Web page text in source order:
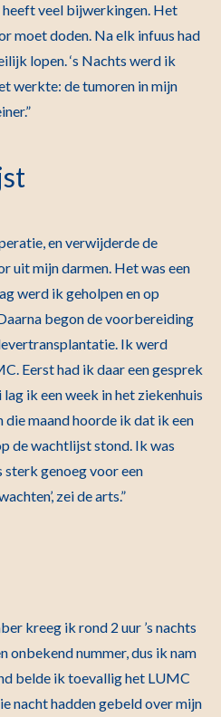
veel bijwerkingen. Het
moet doden. Na elk infuus had
lopen. ‘s Nachts werd ik
werkte: de tumoren in mijn
en verwijderde de
uit mijn darmen. Het was een
werd ik geholpen en op
begon de voorbereiding
Ik werd
Eerst had ik daar een gesprek
ik een week in het ziekenhuis
die maand hoorde ik dat ik een
de wachtlijst stond. Ik was
genoeg voor een
zei de arts.”
kreeg ik rond 2 uur ’s nachts
onbekend nummer, dus ik nam
belde ik toevallig het LUMC
nacht hadden gebeld over mijn